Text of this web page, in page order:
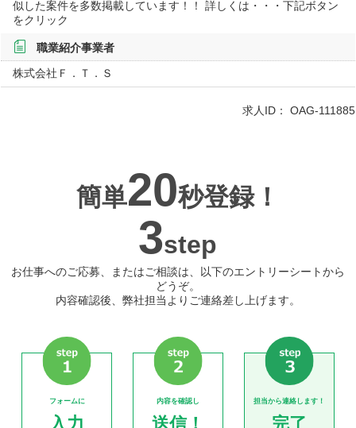
似した案件を多数掲載しています！！ 詳しくは・・・下記ボタン
をクリック
職業紹介事業者
株式会社Ｆ．Ｔ．Ｓ
求人ID： OAG-111885
簡単20秒登録！
3step
お仕事へのご応募、またはご相談は、以下のエントリーシートから
どうぞ。
内容確認後、弊社担当よりご連絡差し上げます。
フォームに
入力
内容を確認し
送信！
担当から連絡します！
完了